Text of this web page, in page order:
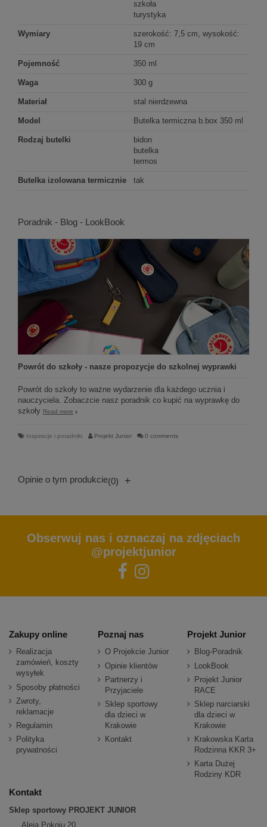
szkoła
turystyka
Wymiary
szerokość: 7,5 cm, wysokość:
19 cm
Pojemność 350 ml
Waga 300 g
Materiał stal nierdzewna
Model Butelka termiczna b.box 350 ml
Rodzaj butelki
bidon
butelka
termos
Butelka izolowana termicznie tak
Poradnik - Blog - LookBook
Powrót do szkoły - nasze propozycje do szkolnej wyprawki
Powrót do szkoły to ważne wydarzenie dla każdego ucznia i
nauczyciela. Zobaczcie nasz poradnik co kupić na wyprawkę do
szkoły Read more
Inspiracje i poradniki Projekt Junior 0 comments
Opinie o tym produkcie(0) +
Obserwuj nas i oznaczaj na zdjęciach
@projektjunior
Zakupy online
Realizacja
zamówień, koszty
wysyłek
Sposoby płatności
Zwroty,
reklamacje
Regulamin
Polityka
prywatności
Poznaj nas
O Projekcie Junior
Opinie klientów
Partnerzy i
Przyjaciele
Sklep sportowy
dla dzieci w
Krakowie
Kontakt
Projekt Junior
Blog-Poradnik
LookBook
Projekt Junior
RACE
Sklep narciarski
dla dzieci w
Krakowie
Krakowska Karta
Rodzinna KKR 3+
Karta Dużej
Rodziny KDR
Kontakt
Sklep sportowy PROJEKT JUNIOR
Aleja Pokoju 20,